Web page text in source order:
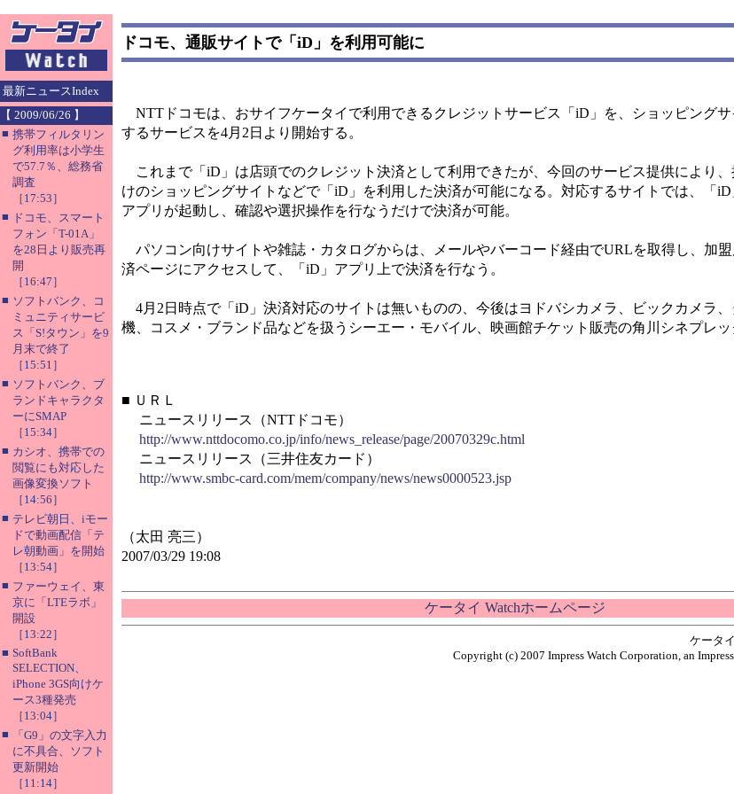
最新ニュースIndex
【 2009/06/26 】
■ 携帯フィルタリン
グ利用率は小学生
で57.7％、総務省
調査
［17:53］
■ ドコモ、スマート
フォン「T-01A」
を28日より販売再
開
［16:47］
■ ソフトバンク、コ
ミュニティサービ
ス「S!タウン」を9
月末で終了
［15:51］
■ ソフトバンク、ブ
ランドキャラクタ
ーにSMAP
［15:34］
■ カシオ、携帯での
閲覧にも対応した
画像変換ソフト
［14:56］
■ テレビ朝日、iモー
ドで動画配信「テ
レ朝動画」を開始
［13:54］
■ ファーウェイ、東
京に「LTEラボ」
開設
［13:22］
■ SoftBank
SELECTION、
iPhone 3GS向けケ
ース3種発売
［13:04］
■
「G9」の文字入力
に不具合、ソフト
更新開始
［11:14］
ドコモ、通販サイトで「iD」を利用可能に
NTTドコモは、おサイフケータイで利用できるクレジットサービス「iD」を、ショッピング
するサービスを4月2日より開始する。
これまで「iD」は店頭でのクレジット決済として利用できたが、今回のサービス提供により
けのショッピングサイトなどで「iD」を利用した決済が可能になる。対応するサイトでは、「iD
アプリが起動し、確認や選択操作を行なうだけで決済が可能。
パソコン向けサイトや雑誌・カタログからは、メールやバーコード経由でURLを取得し、加
済ページにアクセスして、「iD」アプリ上で決済を行なう。
4月2日時点で「iD」決済対応のサイトは無いものの、今後はヨドバシカメラ、ビックカメラ
機、コスメ・ブランド品などを扱うシーエー・モバイル、映画館チケット販売の角川シネプレッ
■ ＵＲＬ
ニュースリリース（NTTドコモ）
http://www.nttdocomo.co.jp/info/news_release/page/20070329c.html
ニュースリリース（三井住友カード）
http://www.smbc-card.com/mem/company/news/news0000523.jsp
（太田 亮三）
2007/03/29 19:08
ケータイ Watchホームページ
ケータ
Copyright (c) 2007 Impress Watch Corporation, an